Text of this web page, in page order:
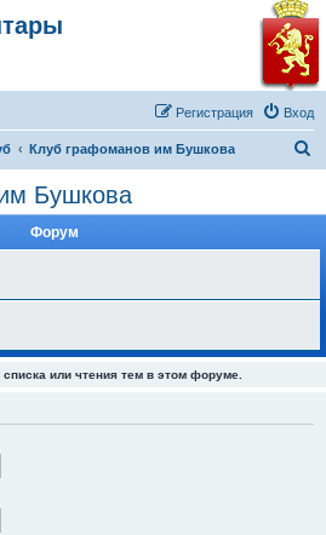
Вход
Регистрация
Клуб графоманов им Бушкова
Бушкова
Форум
или чтения тем в этом форуме.